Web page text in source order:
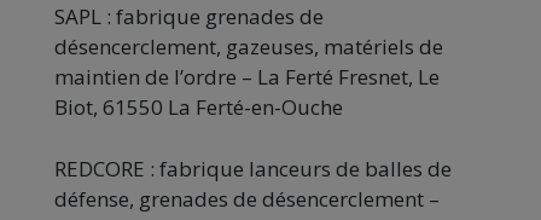
SAPL : fabrique grenades de
désencerclement, gazeuses, matériels de
maintien de l’ordre – La Ferté Fresnet, Le
Biot, 61550 La Ferté-en-Ouche
REDCORE : fabrique lanceurs de balles de
défense, grenades de désencerclement –